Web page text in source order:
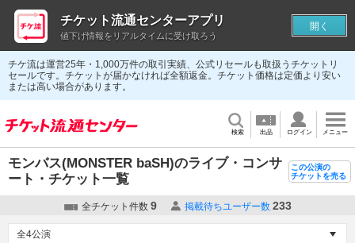
チケ流は運営25年・1,000万件の取引実績、公式リセールも取扱うチケットリ
セールです。チケットが届かなければ全額返金。チケット価格は定価より安い
または高い場合があります。
検索 出品 ログイン メニュー
モンバス(MONSTER baSH)のライブ・コンサ
ート・チケット一覧
この公演の
チケットを売る
全チケット件数 9 掲載待ちユーザー数 233
チケット流通センターアプリ
値下げ情報をリアルタイムに受け取ろう
開く